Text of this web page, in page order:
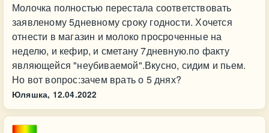
Молочка полностью перестала соответствовать
заявленому 5дневному сроку годности. Хочется
отнести в магазин и молоко просроченные на
неделю, и кефир, и сметану 7дневную.по факту
являющейся "неубиваемой".Вкусно, сидим и пьем.
Но вот вопрос:зачем врать о 5 днях?
Юляшка, 12.04.2022